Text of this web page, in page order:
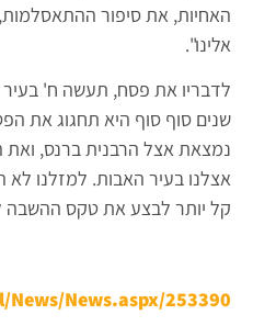
האחיות, את סיפור
אלינו".
לדבריו את פסח, תעשה ח'
שנים סוף סוף היא תחגוג את
נמצאת אצל הרבנית ברנס,
אצלנו בעיר האבות. למזלנו לא
קל יותר לבצע את טקס ההשבה
News.aspx/253390